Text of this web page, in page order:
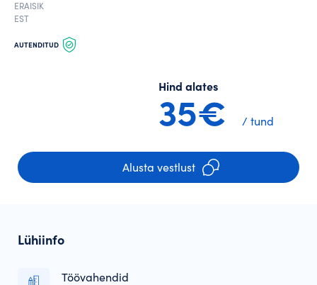
ERAISIK
EST
AUTENDITUD
Hind alates
35€ / tund
Alusta vestlust
Lühiinfo
Töövahendid